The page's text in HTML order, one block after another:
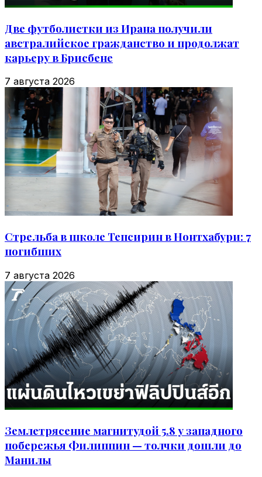
Две футболистки из Ирана получили
австралийское гражданство и продолжат
карьеру в Брисбене
7 августа 2026
Стрельба в школе Тепсирин в Нонтхабури: 7
погибших
7 августа 2026
Землетрясение магнитудой 5.8 у западного
побережья Филиппин — толчки дошли до
Манилы